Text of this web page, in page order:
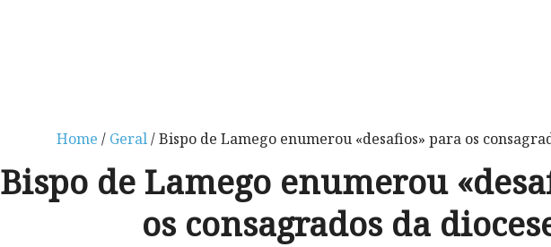
Home / Geral/ Bispo de Lamego enumerou «desafios» para os
Bispo de Lamego enumerou
os consagrados da